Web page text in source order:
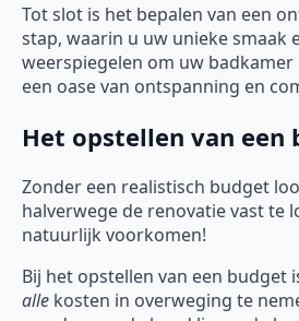
Tot slot is het bepalen van een
stap, waarin u uw unieke smaak
weerspiegelen om uw
een oase van ontspanning en
Het opstellen van een
Zonder een realistisch budget
halverwege de renovatie vast te
natuurlijk voorkomen!
Bij het opstellen van een budget
alle kosten in overweging te